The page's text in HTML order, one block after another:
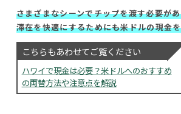
さまざまなシーンでチップを渡す必要が
滞在を快適にするためにも米ドルの現金
こちらもあわせてご覧ください
ハワイで現金は必要？米ドルへのおすすめ
の両替方法や注意点を解説